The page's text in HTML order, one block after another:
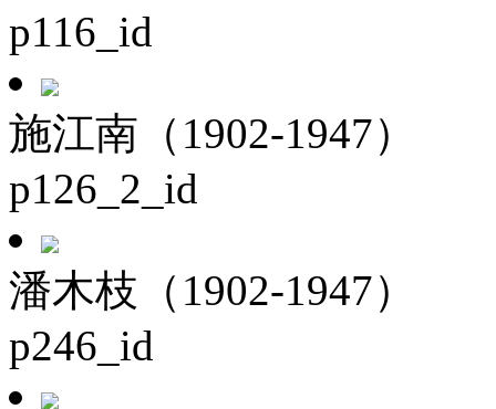
p116_id
施江南（1902-1947）
p126_2_id
潘木枝（1902-1947）
p246_id